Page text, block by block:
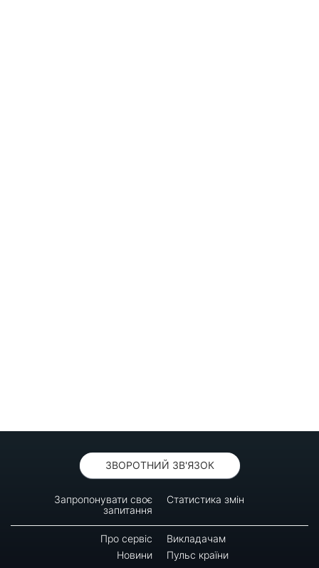
ЗВОРОТНИЙ ЗВ'ЯЗОК
Запропонувати своє
запитання
Статистика змін
Про сервіс
Викладачам
Новини
Пульс країни